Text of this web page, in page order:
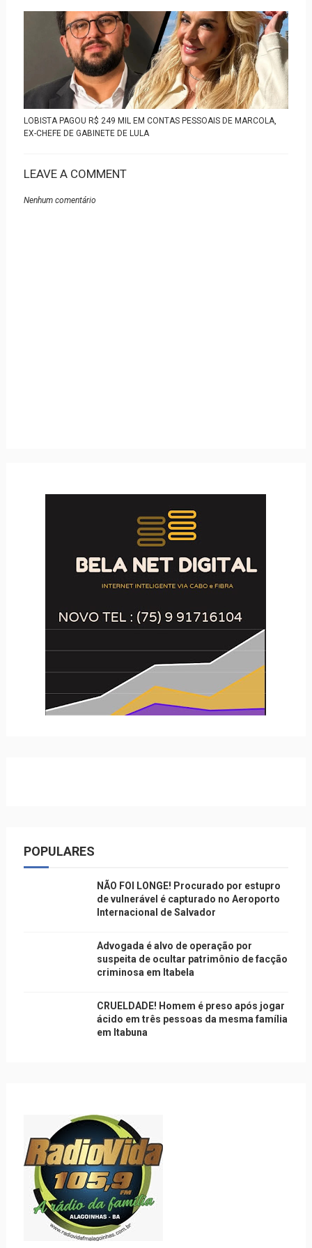
LOBISTA PAGOU R$ 249 MIL EM CONTAS PESSOAIS DE MARCOLA,
EX-CHEFE DE GABINETE DE LULA
LEAVE A COMMENT
Nenhum comentário
POPULARES
NÃO FOI LONGE! Procurado por estupro
de vulnerável é capturado no Aeroporto
Internacional de Salvador
Advogada é alvo de operação por
suspeita de ocultar patrimônio de facção
criminosa em Itabela
CRUELDADE! Homem é preso após jogar
ácido em três pessoas da mesma família
em Itabuna